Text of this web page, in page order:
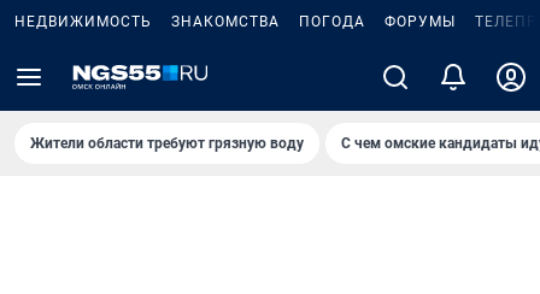
НЕДВИЖИМОСТЬ ЗНАКОМСТВА ПОГОДА ФОРУМЫ
Жители области требуют грязную воду С чем омские кандидаты